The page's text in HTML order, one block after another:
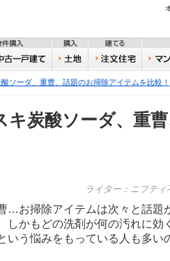
購入 中古住宅・中古物件購入
購入
マンション 中古一戸建て
土地 注文
ソーダ、重曹、話題のお掃除アイテムを比較！
炭酸ソーダ、重
ライター：ニフテ
…お掃除アイテムは次々と話題
しかもどの洗剤が何の汚れに効
いう悩みをもっている人も多い